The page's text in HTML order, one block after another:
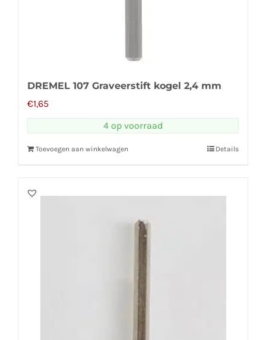
DREMEL 107 Graveerstift kogel 2,4 mm
€1,65
4 op voorraad
Toevoegen aan winkelwagen Details